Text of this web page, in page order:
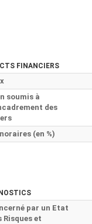
FINANCIERS
soumis à
des
(en %)
par un Etat
Risques et